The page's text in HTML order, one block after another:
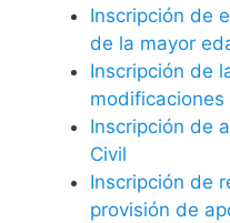
Inscripción de
de la mayor
Inscripción de
modificaciones
Inscripción de
Civil
Inscripción de
provisión de